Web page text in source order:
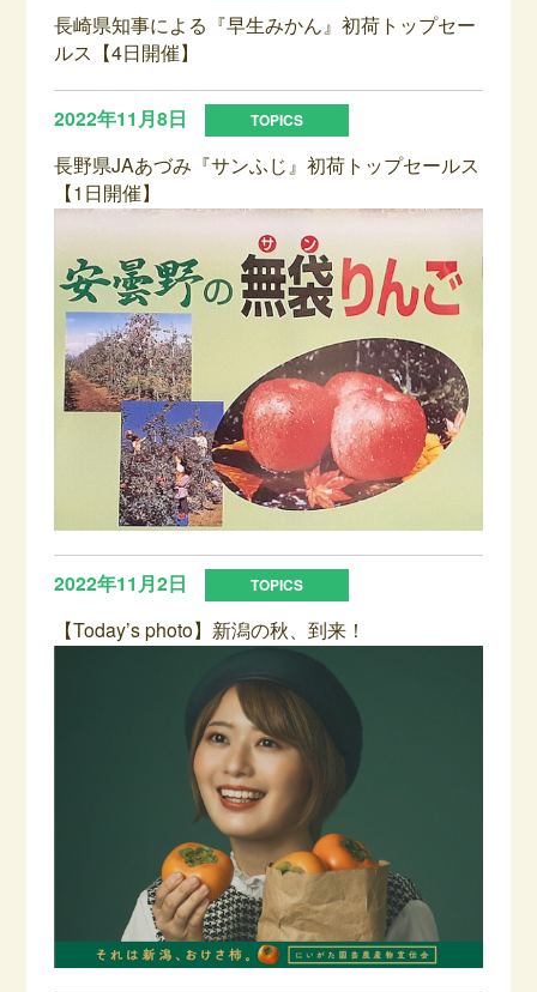
長崎県知事による『早生みかん』初荷トップセー
ルス【4日開催】
2022年11月8日
長野県JAあづみ『サンふじ』初荷トップセールス
【1日開催】
2022年11月2日
【Today’s photo】新潟の秋、到来！